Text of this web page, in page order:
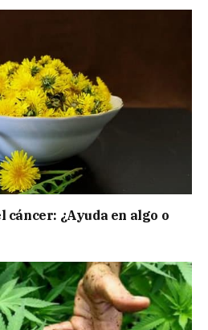
cáncer: ¿Ayuda en algo o